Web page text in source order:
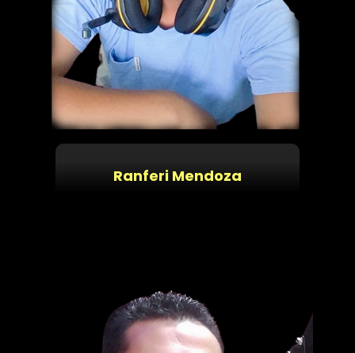
Ranferi Mendoza